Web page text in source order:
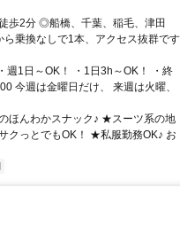
乗換なしで1本、アクセス抜群です
週1日～OK！ ・1日3h～OK！ ・終
今週は金曜日だけ、 来週は火曜、
ほんわかスナック♪ ★スーツ系の地
クっとでもOK！ ★私服勤務OK♪ お